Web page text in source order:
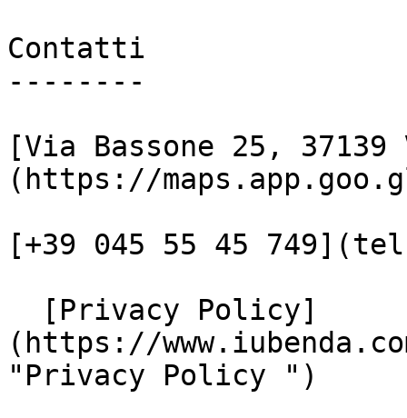
Contatti
--------
[Via Bassone 25, 37139
(https://
[+39 045 55 45
(https://
"Privacy Policy ")